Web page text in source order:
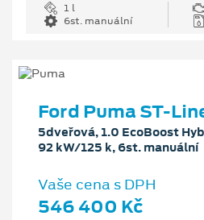
1 l
6st. manuální
Ford Puma ST-
5dveřová, 1.0 EcoBoost
92 kW/125 k, 6st. manuální
Vaše cena s DPH
546 400 Kč